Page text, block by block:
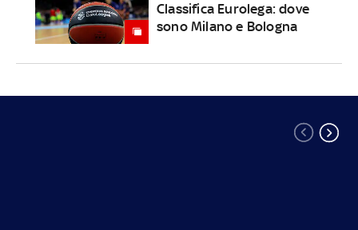
Classifica Eurolega: dove
sono Milano e Bologna